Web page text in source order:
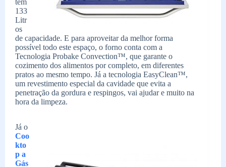
tem
133
Litr
os
de capacidade. E para aproveitar da melhor forma
possível todo este espaço, o forno conta com a
Tecnologia Probake Convection™, que garante o
cozimento dos alimentos por completo, em diferentes
pratos ao mesmo tempo. Já a tecnologia EasyClean™,
um revestimento especial da cavidade que evita a
penetração da gordura e respingos, vai ajudar e muito na
hora da limpeza.
Já o
Coo
kto
p a
Gás